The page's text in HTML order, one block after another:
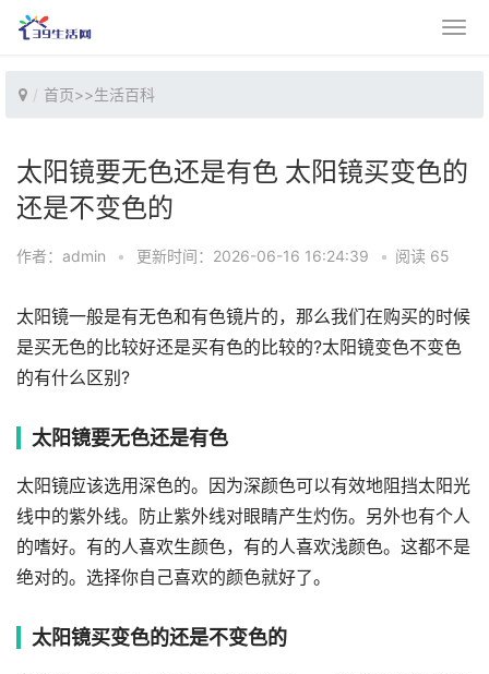
首页>>生活百科
太阳镜要无色还是有色 太阳镜买变色的
还是不变色的
作者：admin • 更新时间：2026-06-16 16:24:39 • 阅读 65
太阳镜一般是有无色和有色镜片的，那么我们在购买的时候
是买无色的比较好还是买有色的比较的?太阳镜变色不变色
的有什么区别?
太阳镜要无色还是有色
太阳镜应该选用深色的。因为深颜色可以有效地阻挡太阳光
线中的紫外线。防止紫外线对眼睛产生灼伤。另外也有个人
的嗜好。有的人喜欢生颜色，有的人喜欢浅颜色。这都不是
绝对的。选择你自己喜欢的颜色就好了。
太阳镜买变色的还是不变色的